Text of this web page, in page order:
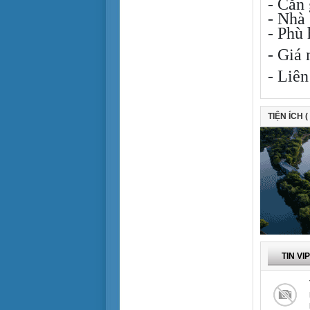
- Căn
- Nhà
- Phù
- Giá
- Liên
TIỆN ÍCH (
TIN